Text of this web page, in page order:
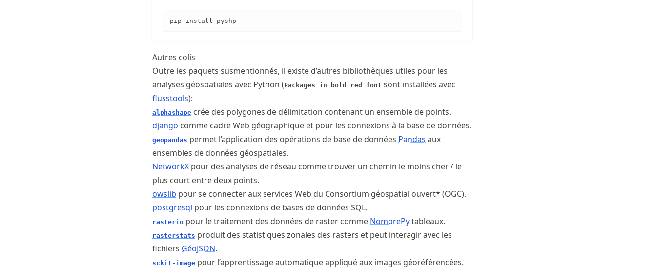
pip install pyshp
Autres colis
Outre les paquets susmentionnés, il existe d’autres bibliothèques utiles pour les
analyses géospatiales avec Python (Packages in bold red font sont installées avec
flusstools):
alphashape crée des polygones de délimitation contenant un ensemble de points.
django comme cadre Web géographique et pour les connexions à la base de données.
geopandas permet l’application des opérations de base de données Pandas aux
ensembles de données géospatiales.
NetworkX pour des analyses de réseau comme trouver un chemin le moins cher / le
plus court entre deux points.
owslib pour se connecter aux services Web du Consortium géospatial ouvert* (OGC).
postgresql pour les connexions de bases de données SQL.
rasterio pour le traitement des données de raster comme NombrePytableaux.
rasterstats produit des statistiques zonales des rasters et peut interagir avec les
fichiers GéoJSON.
sckit-image pour l’apprentissage automatique appliqué aux images géoréférencées.